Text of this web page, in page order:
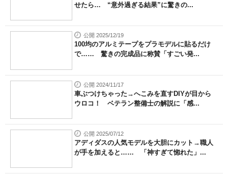
せたら… “意外過ぎる結果”に驚きの...
公開 2025/12/19
100均のアルミテープをプラモデルに貼るだけ
で…… 驚きの完成品に称賛「すごい発...
公開 2024/11/17
車ぶつけちゃった→へこみを直すDIYが目から
ウロコ！ ベテラン整備士の解説に「感...
公開 2025/07/12
アディダスの人気モデルを大胆にカット→職人
が手を加えると…… 「神すぎて惚れた」...